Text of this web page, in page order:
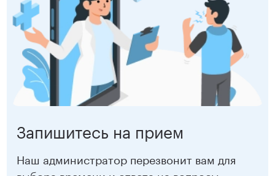
Запишитесь на прием
Наш администратор перезвонит вам для